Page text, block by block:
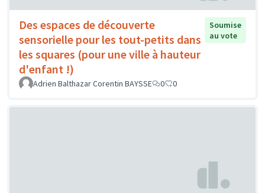
Des espaces de découverte
sensorielle pour les tout-petits dans
les squares (pour une ville à hauteur
d'enfant !)
Soumise
au vote
Adrien Balthazar Corentin BAYSSE 0 0